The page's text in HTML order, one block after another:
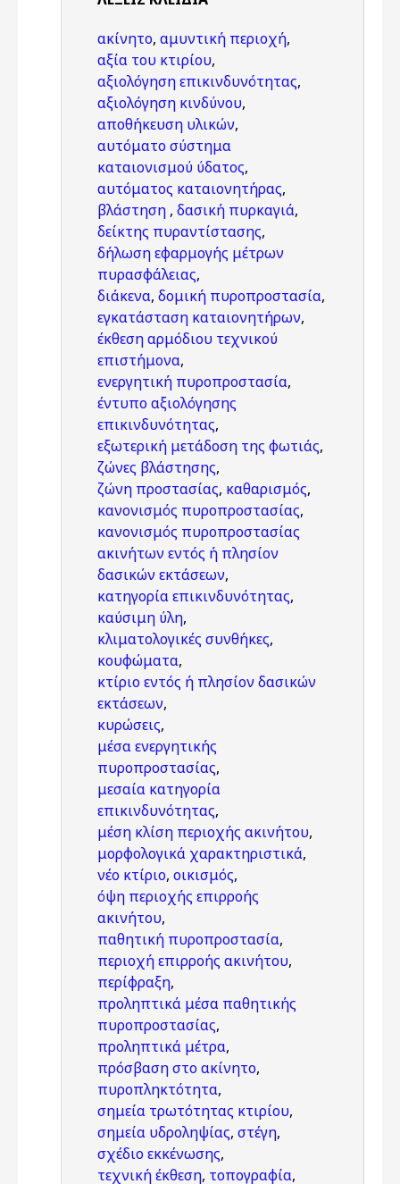
ακίνητο, αμυντική περιοχή,
αξία του κτιρίου,
αξιολόγηση επικινδυνότητας,
αξιολόγηση κινδύνου,
αποθήκευση υλικών,
αυτόματο σύστημα
καταιονισμού ύδατος,
αυτόματος καταιονητήρας,
βλάστηση , δασική πυρκαγιά,
δείκτης πυραντίστασης,
δήλωση εφαρμογής μέτρων
πυρασφάλειας,
διάκενα, δομική πυροπροστασία,
εγκατάσταση καταιονητήρων,
έκθεση αρμόδιου τεχνικού
επιστήμονα,
ενεργητική πυροπροστασία,
έντυπο αξιολόγησης
επικινδυνότητας,
εξωτερική μετάδοση της φωτιάς,
ζώνες βλάστησης,
ζώνη προστασίας, καθαρισμός,
κανονισμός πυροπροστασίας,
κανονισμός πυροπροστασίας
ακινήτων εντός ή πλησίον
δασικών εκτάσεων,
κατηγορία επικινδυνότητας,
καύσιμη ύλη,
κλιματολογικές συνθήκες,
κουφώματα,
κτίριο εντός ή πλησίον δασικών
εκτάσεων,
κυρώσεις,
μέσα ενεργητικής
πυροπροστασίας,
μεσαία κατηγορία
επικινδυνότητας,
μέση κλίση περιοχής ακινήτου,
μορφολογικά χαρακτηριστικά,
νέο κτίριο, οικισμός,
όψη περιοχής επιρροής
ακινήτου,
παθητική πυροπροστασία,
περιοχή επιρροής ακινήτου,
περίφραξη,
προληπτικά μέσα παθητικής
πυροπροστασίας,
προληπτικά μέτρα,
πρόσβαση στο ακίνητο,
πυροπληκτότητα,
σημεία τρωτότητας κτιρίου,
σημεία υδροληψίας, στέγη,
σχέδιο εκκένωσης,
τεχνική έκθεση, τοπογραφία,